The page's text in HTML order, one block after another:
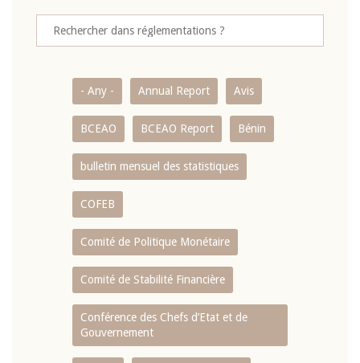
- Any - Annual Report Avis
BCEAO BCEAO Report Bénin
bulletin mensuel des statistiques
COFEB
Comité de Politique Monétaire
Comité de Stabilité Financière
Conférence des Chefs d’Etat et de
Gouvernement